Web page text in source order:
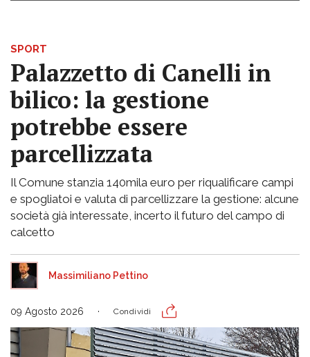
SPORT
Palazzetto di Canelli in
bilico: la gestione
potrebbe essere
parcellizzata
Il Comune stanzia 140mila euro per riqualificare campi
e spogliatoi e valuta di parcellizzare la gestione: alcune
società già interessate, incerto il futuro del campo di
calcetto
Massimiliano Pettino
09 Agosto 2026 Condividi